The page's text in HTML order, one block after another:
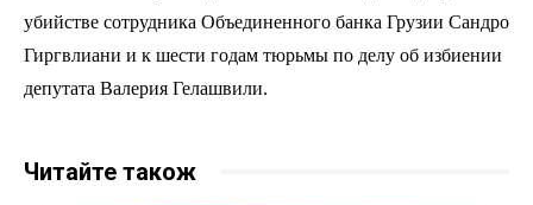
убийстве сотрудника Объединенного банка Грузии Сандро
Гиргвлиани и к шести годам тюрьмы по делу об избиении
депутата Валерия Гелашвили.
Читайте також